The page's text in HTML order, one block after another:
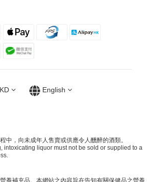
English
中，向未成年人售賣或供應令人醺醉的酒類。
intoxicating liquor must not be sold or supplied to a
養補充品。本網站之內容旨在告知有關保健品之營養